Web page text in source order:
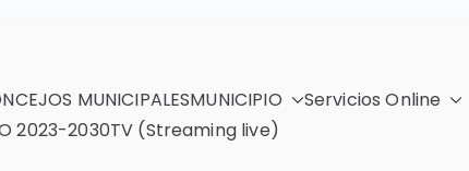
MUNICIPALESMUNICIPIO
Servicios Online
2023-2030TV (Streaming live)